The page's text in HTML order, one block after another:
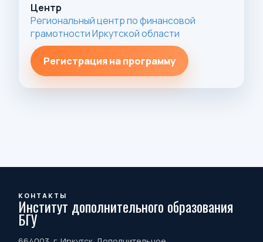
Центр
Региональный центр по финансовой
грамотности Иркутской области
Регистрация на программу
КОНТАКТЫ
Институт дополнительного образования
БГУ